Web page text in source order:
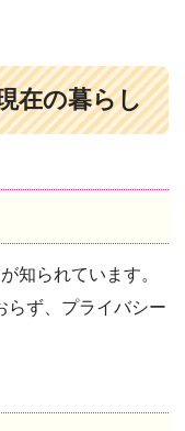
在の暮らし
知られています。
らず、プライバシー